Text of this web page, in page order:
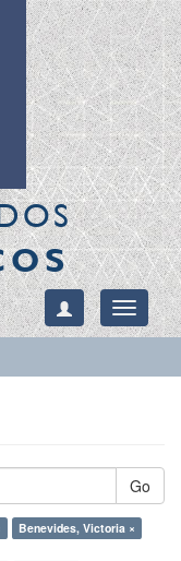
Toggle
Go
Benevides, Victoria ×